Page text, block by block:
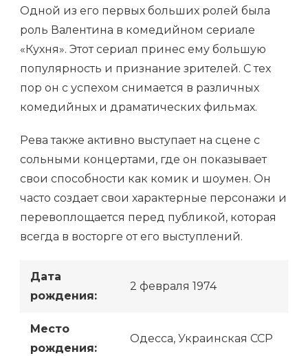
Одной из его первых больших ролей была
роль Валентина в комедийном сериале
«Кухня». Этот сериал принес ему большую
популярность и признание зрителей. С тех
пор он с успехом снимается в различных
комедийных и драматических фильмах.
Рева также активно выступает на сцене с
сольными концертами, где он показывает
свои способности как комик и шоумен. Он
часто создает свои характерные персонажи и
перевоплощается перед публикой, которая
всегда в восторге от его выступлений.
Дата
рождения:
2 февраля 1974
Место
рождения:
Одесса, Украинская ССР